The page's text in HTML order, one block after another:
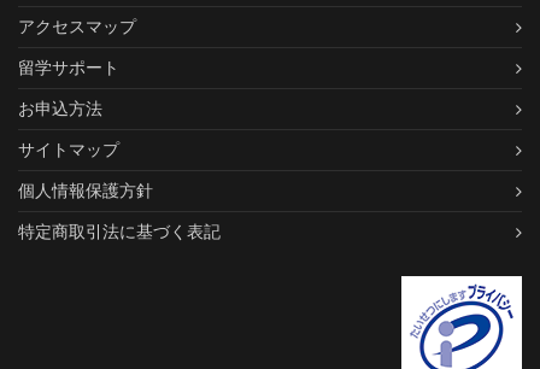
アクセスマップ
留学サポート
お申込方法
サイトマップ
個人情報保護方針
特定商取引法に基づく表記